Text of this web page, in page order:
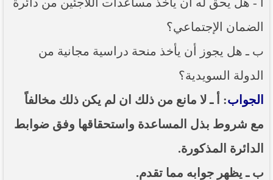
----- تصريح حول الأوضاع الراهنة في العراق
في كربلاء المقدسة فضيلة العلاّمة الشيخ عبد المهدي
) بعد سيطرة (داعش) على مناطق واسعة في محافظتي
نينوى وصلاح الدين وإعلانها أنها تستهدف بقية
المحافظات
بيان صادر من مكتب سماحة السيد السيستاني -دام ظلّه
- في النجف الأشرف حول التطورات الأمنية الأخيرة في
محافظة نينوى
الضمان الإجتماعي؟
ب ـ هل يجوز أن يأخذ منحة دراسية مجانية من
الدولة السويدية؟
الجواب: أ ـ لا مانع من ذلك ان لم يكن ذلك مخالفاً
مع شروط بذل المساعدة واستحقاقها وفق ضوابط
الدائرة المذكورة.
ب ـ يظهر جوابه مما تقدم.